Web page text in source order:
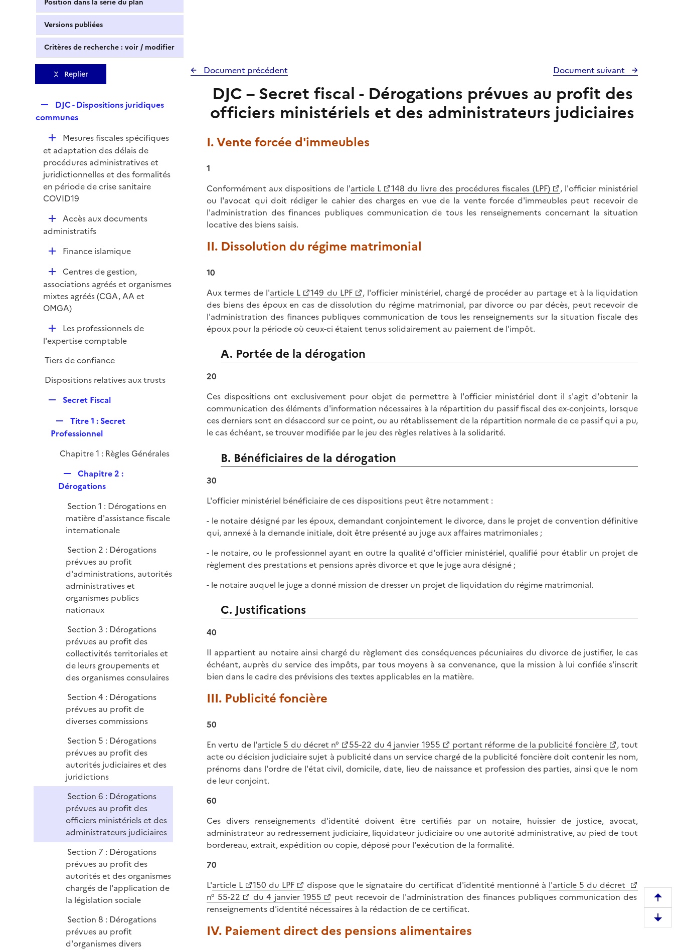
Position dans la série du plan
Versions publiées
Critères de recherche : voir / modifier
Replier
e
l
i
e
r
DJC - Dispositions juridiques
communes
D
é
p
l
i
e
Mesures fiscales spécifiques
et adaptation des délais de
procédures administratives et
juridictionnelles et des formalités
en période de crise sanitaire
COVID19
D
é
r
Accès aux documents
administratifs
D
l
i
e
Finance islamique
D
é
p
l
r
Centres de gestion,
associations agréés et organismes
mixtes agréés (CGA, AA et
OMGA)
D
é
l
i
e
Les professionnels de
l'expertise comptable
Tiers de confiance
Dispositions relatives aux trusts
p
l
e
Secret Fiscal
e
l
e
r
Titre 1 : Secret
Professionnel
Chapitre 1 : Règles Générales
e
l
i
e
Chapitre 2 :
Dérogations
Section 1 : Dérogations en
matière d'assistance fiscale
internationale
Section 2 : Dérogations
prévues au profit
d'administrations, autorités
administratives et
organismes publics
nationaux
Section 3 : Dérogations
prévues au profit des
collectivités territoriales et
de leurs groupements et
des organismes consulaires
Section 4 : Dérogations
prévues au profit de
diverses commissions
Section 5 : Dérogations
prévues au profit des
autorités judiciaires et des
juridictions
Section 6 : Dérogations
prévues au profit des
officiers ministériels et des
administrateurs judiciaires
Section 7 : Dérogations
prévues au profit des
autorités et des organismes
chargés de l'application de
la législation sociale
Section 8 : Dérogations
prévues au profit
d'organismes divers
Document précédent Document suivant
DJC – Secret fiscal - Dérogations prévues au profit des
officiers ministériels et des administrateurs judiciaires
I. Vente forcée d'immeubles
1
Conformément aux dispositions de l'article L 148 du livre des procédures fiscales (LPF)
, l'officier ministériel
ou l'avocat qui doit rédiger le cahier des charges en vue de la vente forcée d'immeubles peut recevoir de
l'administration des finances publiques communication de tous les renseignements concernant la situation
locative des biens saisis.
II. Dissolution du régime matrimonial
10
Aux termes de l'article L 149 du LPF
, l'officier ministériel, chargé de procéder au partage et à la liquidation
des biens des époux en cas de dissolution du régime matrimonial, par divorce ou par décès, peut recevoir de
l'administration des finances publiques communication de tous les renseignements sur la situation fiscale des
époux pour la période où ceux-ci étaient tenus solidairement au paiement de l'impôt.
A. Portée de la dérogation
20
Ces dispositions ont exclusivement pour objet de permettre à l'officier ministériel dont il s'agit d'obtenir la
communication des éléments d'information nécessaires à la répartition du passif fiscal des ex-conjoints, lorsque
ces derniers sont en désaccord sur ce point, ou au rétablissement de la répartition normale de ce passif qui a pu,
le cas échéant, se trouver modifiée par le jeu des règles relatives à la solidarité.
B. Bénéficiaires de la dérogation
30
L'officier ministériel bénéficiaire de ces dispositions peut être notamment :
- le notaire désigné par les époux, demandant conjointement le divorce, dans le projet de convention définitive
qui, annexé à la demande initiale, doit être présenté au juge aux affaires matrimoniales ;
- le notaire, ou le professionnel ayant en outre la qualité d'officier ministériel, qualifié pour établir un projet de
règlement des prestations et pensions après divorce et que le juge aura désigné ;
- le notaire auquel le juge a donné mission de dresser un projet de liquidation du régime matrimonial.
C. Justifications
40
Il appartient au notaire ainsi chargé du règlement des conséquences pécuniaires du divorce de justifier, le cas
échéant, auprès du service des impôts, par tous moyens à sa convenance, que la mission à lui confiée s'inscrit
bien dans le cadre des prévisions des textes applicables en la matière.
III. Publicité foncière
50
En vertu de l'article 5 du décret n° 55-22 du 4 janvier 1955 portant réforme de la publicité foncière
, tout
acte ou décision judiciaire sujet à publicité dans un service chargé de la publicité foncière doit contenir les nom,
prénoms dans l'ordre de l'état civil, domicile, date, lieu de naissance et profession des parties, ainsi que le nom
de leur conjoint.
60
Ces divers renseignements d'identité doivent être certifiés par un notaire, huissier de justice, avocat,
administrateur au redressement judiciaire, liquidateur judiciaire ou une autorité administrative, au pied de tout
bordereau, extrait, expédition ou copie, déposé pour l'exécution de la formalité.
70
L'article L 150 du LPF dispose que le signataire du certificat d'identité mentionné à l'article 5 du décret
n° 55-22
du 4 janvier 1955
peut recevoir de l'administration des finances publiques communication des
renseignements d'identité nécessaires à la rédaction de ce certificat.
IV. Paiement direct des pensions alimentaires
e
m
D